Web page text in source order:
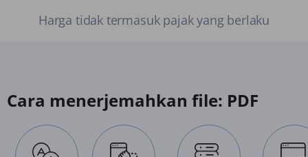
Harga tidak termasuk pajak yang berlaku
Cara menerjemahkan file: PDF